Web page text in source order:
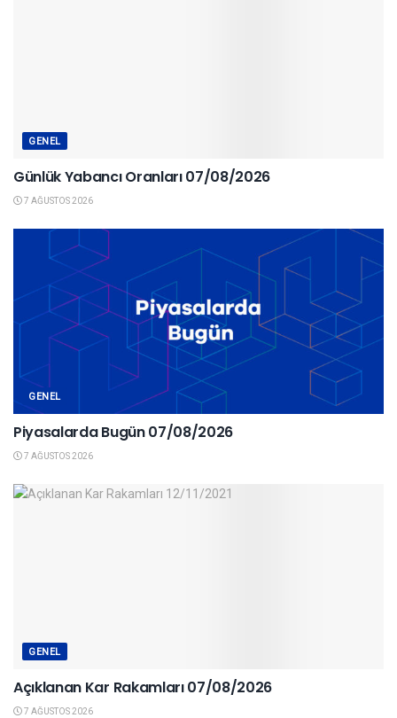
GENEL
Günlük Yabancı Oranları 07/08/2026
7 AĞUSTOS 2026
GENEL
Piyasalarda Bugün 07/08/2026
7 AĞUSTOS 2026
GENEL
Açıklanan Kar Rakamları 07/08/2026
7 AĞUSTOS 2026